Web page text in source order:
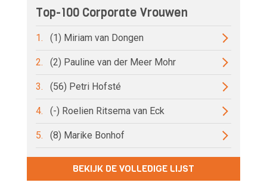
Top-100 Corporate Vrouwen
1. (1) Miriam van Dongen
2. (2) Pauline van der Meer Mohr
3. (56) Petri Hofsté
4. (-) Roelien Ritsema van Eck
5. (8) Marike Bonhof
BEKIJK DE VOLLEDIGE LIJST